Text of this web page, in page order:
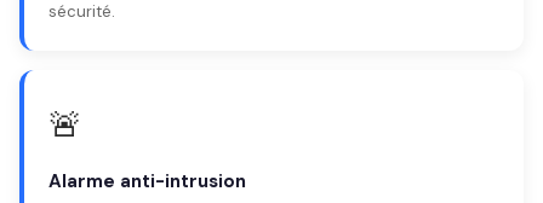
sécurité.
🚨
Alarme anti-intrusion